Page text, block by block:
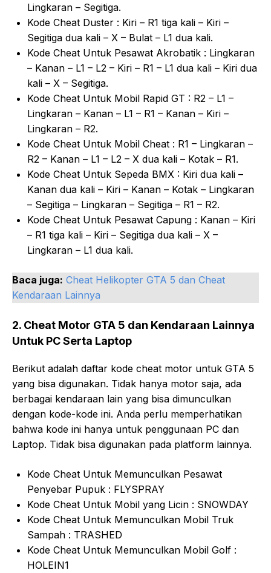
Lingkaran – Segitiga.
Kode Cheat Duster : Kiri – R1 tiga kali – Kiri –
Segitiga dua kali – X – Bulat – L1 dua kali.
Kode Cheat Untuk Pesawat Akrobatik : Lingkaran
– Kanan – L1 – L2 – Kiri – R1 – L1 dua kali – Kiri dua
kali – X – Segitiga.
Kode Cheat Untuk Mobil Rapid GT : R2 – L1 –
Lingkaran – Kanan – L1 – R1 – Kanan – Kiri –
Lingkaran – R2.
Kode Cheat Untuk Mobil Cheat : R1 – Lingkaran –
R2 – Kanan – L1 – L2 – X dua kali – Kotak – R1.
Kode Cheat Untuk Sepeda BMX : Kiri dua kali –
Kanan dua kali – Kiri – Kanan – Kotak – Lingkaran
– Segitiga – Lingkaran – Segitiga – R1 – R2.
Kode Cheat Untuk Pesawat Capung : Kanan – Kiri
– R1 tiga kali – Kiri – Segitiga dua kali – X –
Lingkaran – L1 dua kali.
Baca juga: Cheat Helikopter GTA 5 dan Cheat
Kendaraan Lainnya
2. Cheat Motor GTA 5 dan Kendaraan Lainnya
Untuk PC Serta Laptop
Berikut adalah daftar kode cheat motor untuk GTA 5
yang bisa digunakan. Tidak hanya motor saja, ada
berbagai kendaraan lain yang bisa dimunculkan
dengan kode-kode ini. Anda perlu memperhatikan
bahwa kode ini hanya untuk penggunaan PC dan
Laptop. Tidak bisa digunakan pada platform lainnya.
Kode Cheat Untuk Memunculkan Pesawat
Penyebar Pupuk : FLYSPRAY
Kode Cheat Untuk Mobil yang Licin : SNOWDAY
Kode Cheat Untuk Memunculkan Mobil Truk
Sampah : TRASHED
Kode Cheat Untuk Memunculkan Mobil Golf :
HOLEIN1